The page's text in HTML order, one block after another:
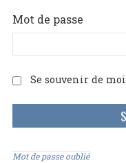
Mot de passe
Se souvenir de moi
Mot de passe oublié